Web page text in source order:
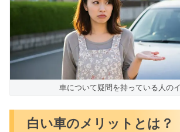
車について疑問を持っている人の
白い車のメリットとは？